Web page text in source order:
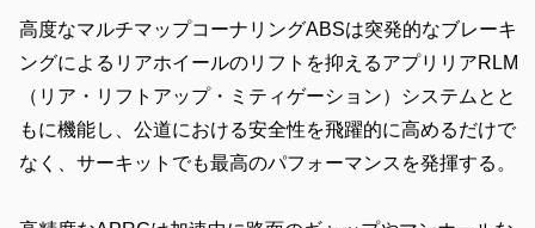
高度なマルチマップコーナリングABSは突発的なブレーキ
ングによるリアホイールのリフトを抑えるアプリリアRLM
（リア・リフトアップ・ミティゲーション）システムとと
もに機能し、公道における安全性を飛躍的に高めるだけで
なく、サーキットでも最高のパフォーマンスを発揮する。